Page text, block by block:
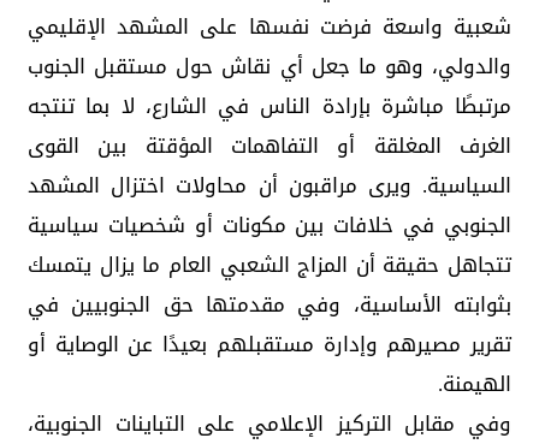
شعبية واسعة فرضت نفسها على المشهد الإقليمي
والدولي، وهو ما جعل أي نقاش حول مستقبل الجنوب
مرتبطًا مباشرة بإرادة الناس في الشارع، لا بما تنتجه
الغرف المغلقة أو التفاهمات المؤقتة بين القوى
السياسية. ويرى مراقبون أن محاولات اختزال المشهد
الجنوبي في خلافات بين مكونات أو شخصيات سياسية
تتجاهل حقيقة أن المزاج الشعبي العام ما يزال يتمسك
بثوابته الأساسية، وفي مقدمتها حق الجنوبيين في
تقرير مصيرهم وإدارة مستقبلهم بعيدًا عن الوصاية أو
الهيمنة.
وفي مقابل التركيز الإعلامي على التباينات الجنوبية،